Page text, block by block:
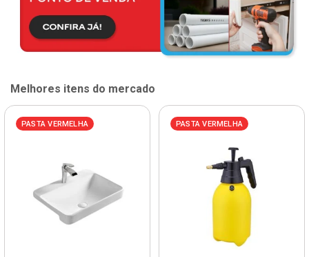
Melhores itens do mercado
PASTA VERMELHA PASTA VERMELHA